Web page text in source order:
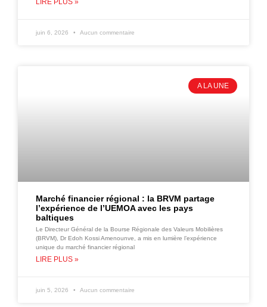
juin 6, 2026 Aucun commentaire
A LA UNE
Marché financier régional : la BRVM partage
l’expérience de l’UEMOA avec les pays
baltiques
Le Directeur Général de la Bourse Régionale des Valeurs Mobilières
(BRVM), Dr Edoh Kossi Amenounve, a mis en lumière l’expérience
unique du marché financier régional
LIRE PLUS »
juin 5, 2026 Aucun commentaire